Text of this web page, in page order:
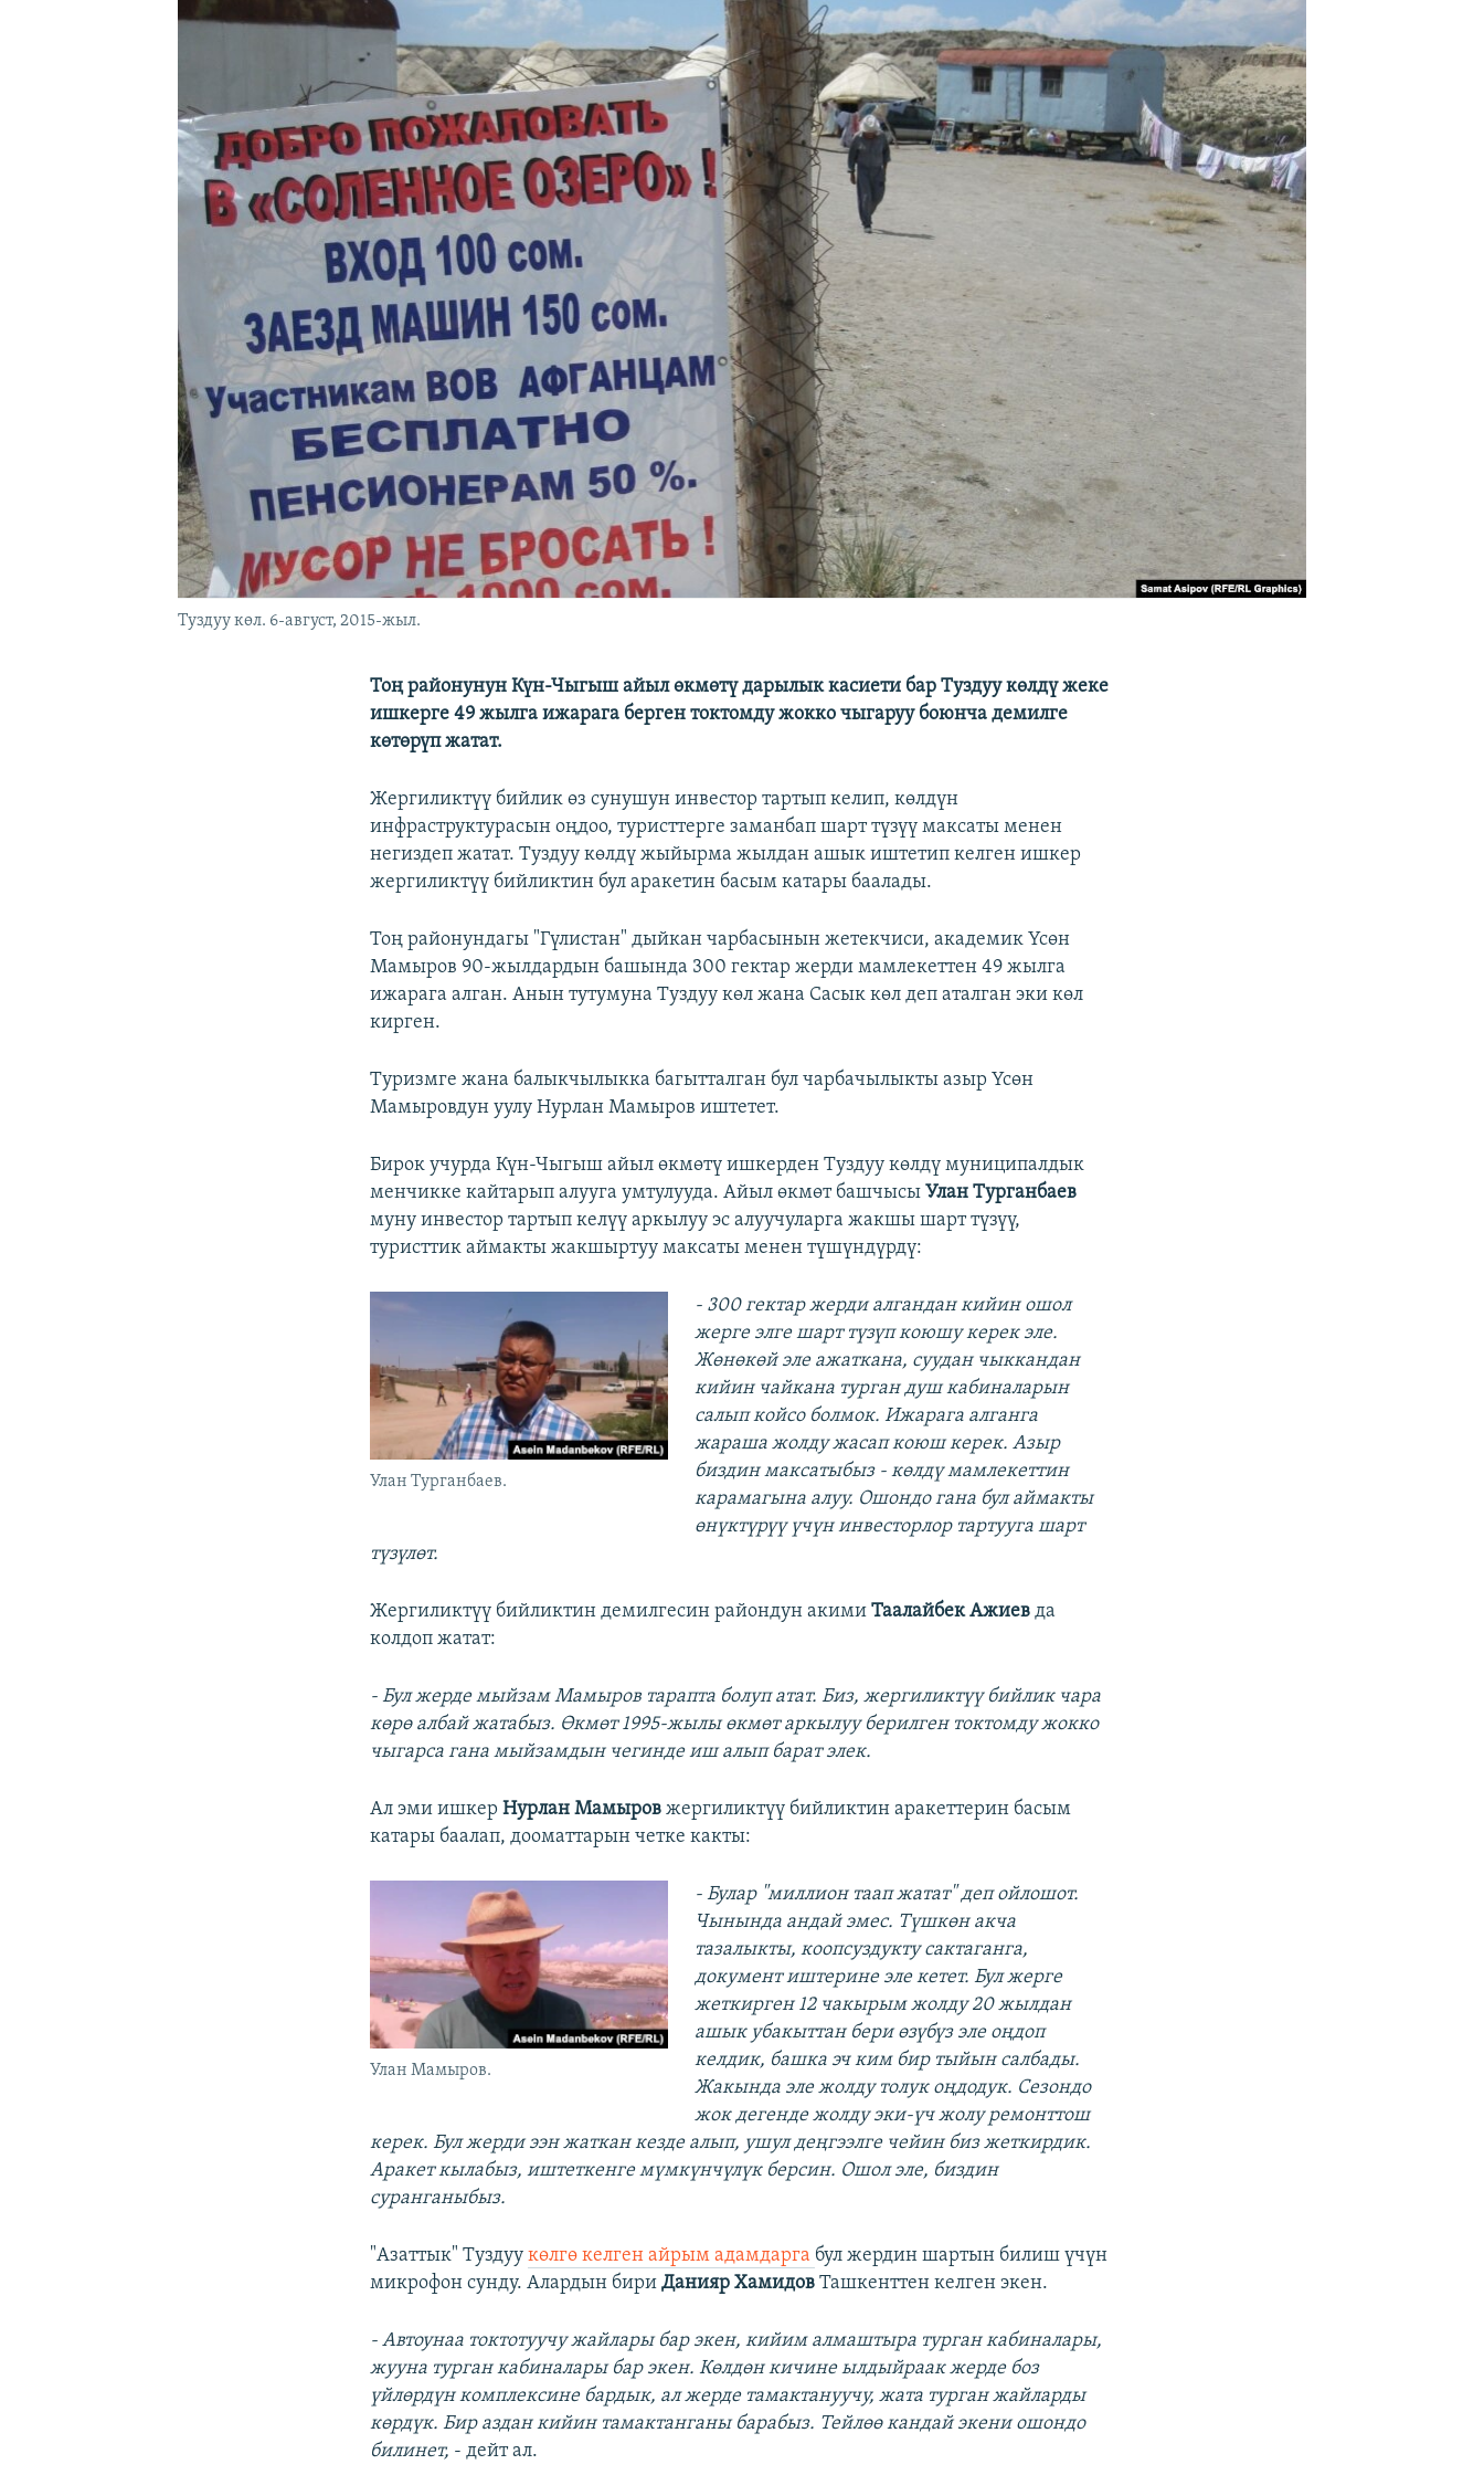
Туздуу көл. 6-август, 2015-жыл.
Тоң районунун Күн-Чыгыш айыл өкмөтү дарылык касиети бар Туздуу көлдү жеке
ишкерге 49 жылга ижарага берген токтомду жокко чыгаруу боюнча демилге
көтөрүп жатат.
Жергиликтүү бийлик өз сунушун инвестор тартып келип, көлдүн
инфраструктурасын оңдоо, туристтерге заманбап шарт түзүү максаты менен
негиздеп жатат. Туздуу көлдү жыйырма жылдан ашык иштетип келген ишкер
жергиликтүү бийликтин бул аракетин басым катары баалады.
Тоң районундагы "Гүлистан" дыйкан чарбасынын жетекчиси, академик Үсөн
Мамыров 90-жылдардын башында 300 гектар жерди мамлекеттен 49 жылга
ижарага алган. Анын тутумуна Туздуу көл жана Сасык көл деп аталган эки көл
кирген.
Туризмге жана балыкчылыкка багытталган бул чарбачылыкты азыр Үсөн
Мамыровдун уулу Нурлан Мамыров иштетет.
Бирок учурда Күн-Чыгыш айыл өкмөтү ишкерден Туздуу көлдү муниципалдык
менчикке кайтарып алууга умтулууда. Айыл өкмөт башчысыУлан Турганбаев
муну инвестор тартып келүү аркылуу эс алуучуларга жакшы шарт түзүү,
туристтик аймакты жакшыртуу максаты менен түшүндүрдү:
Улан Турганбаев.
- 300 гектар жерди алгандан кийин ошол
жерге элге шарт түзүп коюшу керек эле.
Жөнөкөй эле ажаткана, суудан чыккандан
кийин чайкана турган душ кабиналарын
салып койсо болмок. Ижарага алганга
жараша жолду жасап коюш керек. Азыр
биздин максатыбыз - көлдү мамлекеттин
карамагына алуу. Ошондо гана бул аймакты
өнүктүрүү үчүн инвесторлор тартууга шарт
түзүлөт.
Жергиликтүү бийликтин демилгесин райондун акимиТаалайбек Ажиевда
колдоп жатат:
- Бул жерде мыйзам Мамыров тарапта болуп атат. Биз, жергиликтүү бийлик чара
көрө албай жатабыз. Өкмөт 1995-жылы өкмөт аркылуу берилген токтомду жокко
чыгарса гана мыйзамдын чегинде иш алып барат элек.
Ал эми ишкерНурлан Мамыров жергиликтүү бийликтин аракеттерин басым
катары баалап, дооматтарын четке какты:
Улан Мамыров.
- Булар "миллион таап жатат" деп ойлошот.
Чынында андай эмес. Түшкөн акча
тазалыкты, коопсуздукту сактаганга,
документ иштерине эле кетет. Бул жерге
жеткирген 12 чакырым жолду 20 жылдан
ашык убакыттан бери өзүбүз эле оңдоп
келдик, башка эч ким бир тыйын салбады.
Жакында эле жолду толук оңдодук. Сезондо
жок дегенде жолду эки-үч жолу ремонттош
керек. Бул жерди ээн жаткан кезде алып, ушул деңгээлге чейин биз жеткирдик.
Аракет кылабыз, иштеткенге мүмкүнчүлүк берсин. Ошол эле, биздин
суранганыбыз.
"Азаттык" Туздуукөлгө келген айрым адамдарга бул жердин шартын билиш үчүн
микрофон сунду. Алардын бири Данияр ХамидовТашкенттен келген экен.
- Автоунаа токтотуучу жайлары бар экен, кийим алмаштыра турган кабиналары,
жууна турган кабиналары бар экен. Көлдөн кичине ылдыйраак жерде боз
үйлөрдүн комплексине бардык, ал жерде тамактануучу, жата турган жайларды
көрдүк. Бир аздан кийин тамактанганы барабыз. Тейлөө кандай экени ошондо
билинет, - дейт ал.